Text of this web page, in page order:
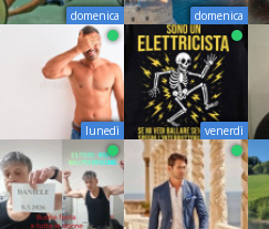
domenica domenica
lunedì venerdì